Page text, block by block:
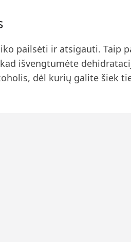
pailsėti ir atsigauti. Taip
išvengtumėte
dėl kurių galite šiek